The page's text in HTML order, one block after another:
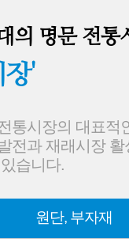
의 명문 전통
'
통시장의 대표적
전과 재래시장 활
습니다.
원단, 부자재